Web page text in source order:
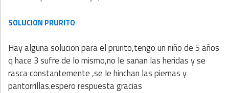
SOLUCION PRURITO
Hay alguna solucion para el prurito,tengo un niño de 5 años
q hace 3 sufre de lo mismo,no le sanan las heridas y se
rasca constantemente ,se le hinchan las piernas y
pantorrillas.espero respuesta gracias